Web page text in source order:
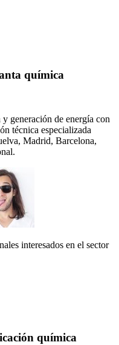
química
generación de energía con
técnica especializada
Madrid, Barcelona,
interesados en el sector
química